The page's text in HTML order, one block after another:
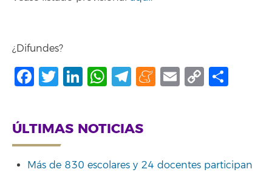
¿Difundes?
Facebook
Twitter
LinkedIn
WhatsApp
Telegram
Meneame
Email
Copy
ÚLTIMAS NOTICIAS
Más de 830 escolares y 24 docentes participan